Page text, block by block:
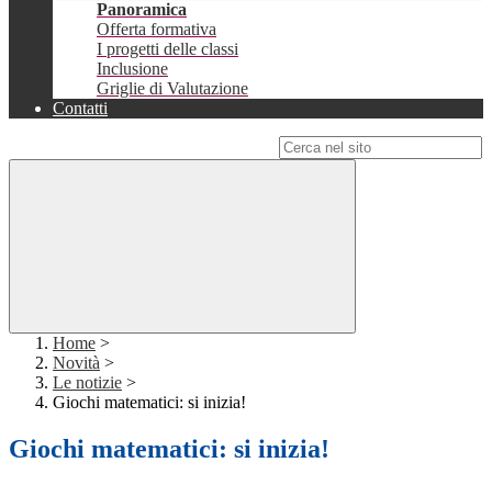
Panoramica
Offerta formativa
I progetti delle classi
Inclusione
Griglie di Valutazione
Contatti
Home >
Novità >
Le notizie >
Giochi matematici: si inizia!
Giochi matematici: si inizia!